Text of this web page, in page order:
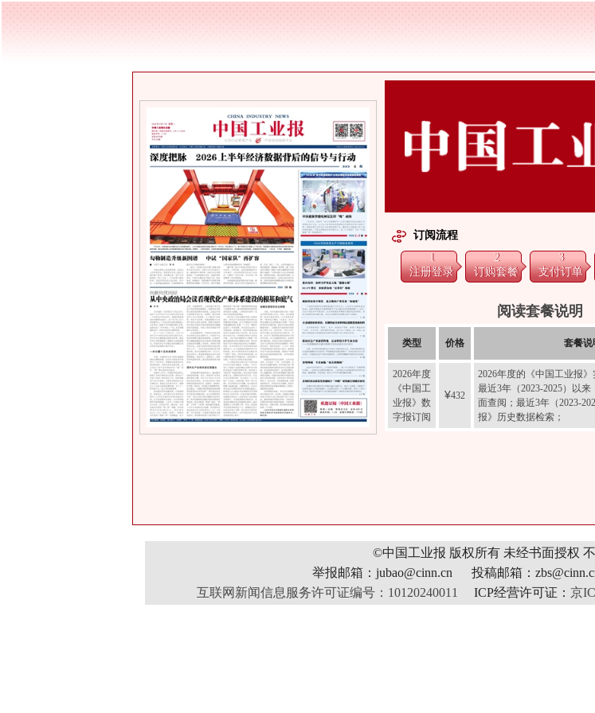
订阅流程
1
注册登录
2
订购套餐
3
支付订单
阅读套餐说明
类型 价格 套餐说
2026年度
《中国工
业报》数
字报订阅
¥432
2026年度的《中国工业报》
最近3年（2023-2025）以
面查阅；最近3年（2023-
报》历史数据检索；
©中国工业报 版权所有 未经书面授权
举报邮箱：jubao@cinn.cn 投稿邮箱：
互联网新闻信息服务许可证编号：10120240011
ICP经营许可证： 京